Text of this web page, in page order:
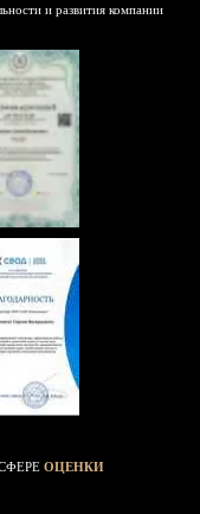
и развития компании
ОЦЕНКИ